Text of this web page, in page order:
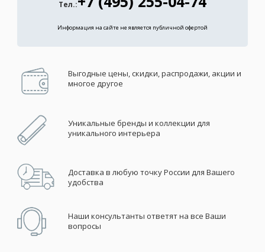
Тел.:
Информация на сайте не является публичной офертой
Выгодные цены, скидки, распродажи, акции и
многое другое
Уникальные бренды и коллекции для
уникального интерьера
Доставка в любую точку России для Вашего
удобства
Наши консультанты ответят на все Ваши
вопросы